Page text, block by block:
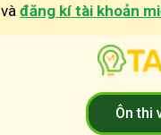
và đăng kí tài khoản
Ôn thi